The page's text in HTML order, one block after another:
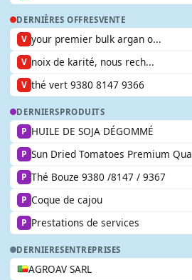
DERNIÈRES OFFRESVENTE
V your premier bulk argan o...
V noix de karité, nous rech...
V thé vert 9380 8147 9366
DERNIERSPRODUITS
P HUILE DE SOJA DÉGOMMÉ
P Sun Dried Tomatoes Premium Qua
P Thé Bouze 9380 /8147 / 9367
P Coque de cajou
P Prestations de services
DERNIERESENTREPRISES
AGROAV SARL